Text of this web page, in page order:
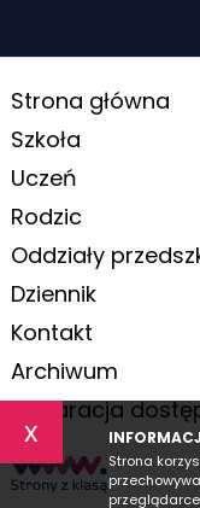
x
Strona
Strona główna
Szkoła
Uczeń
Rodzic
Oddziały
Dziennik
Kontakt
Archiwum
Deklaracja